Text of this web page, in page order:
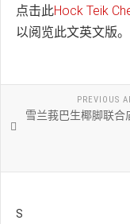
点击此Hock Teik
以阅览此文英文版。
PREVIOUS
雪兰莪巴生椰脚联合
S